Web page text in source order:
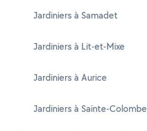
Jardiniers à Samadet
Jardiniers à Lit-et-Mixe
Jardiniers à Aurice
Jardiniers à Sainte-Colombe